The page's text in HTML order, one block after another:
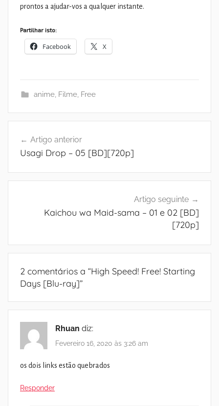
prontos a ajudar-vos a qualquer instante.
Partilhar isto:
Facebook X
anime, Filme, Free
de
Artigo anterior
Usagi Drop – 05 [BD][720p]
Artigo seguinte
Kaichou wa Maid-sama – 01 e 02 [BD]
[720p]
2 comentários a “High Speed! Free! Starting
Days [Blu-ray]”
Rhuan diz:
Fevereiro 16, 2020 às 3:26 am
os dois links estão quebrados
Responder